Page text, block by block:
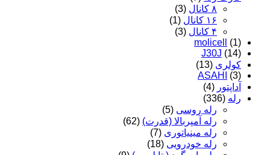
۸ کانال
(3)
۱۶ کانال
(1)
۴ کانال
(3)
molicell
(1)
J30J (14)
کولری (13)
ASAHI
(3)
آداپتور (4)
رله (336)
رله روسی (5)
رله آمپربالا (قدرت) (62)
رله مینیاتوری (7)
رله خودرویی (18)